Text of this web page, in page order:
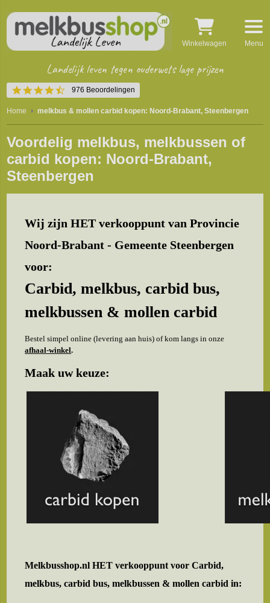
4.5
star
rating
976 Beoordelingen
Landelijk leven tegen ouderwets lage prijzen
Winkelwagen Menu
Home melkbus & mollen carbid kopen: Noord-Brabant, Steenbergen
Voordelig melkbus, melkbussen of
carbid kopen: Noord-Brabant,
Steenbergen
Wij zijn HET verkooppunt van Provincie
Noord-Brabant - Gemeente Steenbergen
voor:
Carbid, melkbus, carbid bus,
melkbussen & mollen carbid
Bestel simpel online (levering aan huis) of kom langs in onze
afhaal-winkel.
Maak uw keuze:
Melkbusshop.nl HET verkooppunt voorCarbid,
melkbus, carbid bus, melkbussen & mollen carbid in: